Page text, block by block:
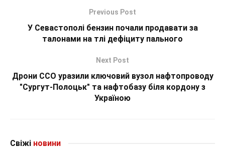
Previous Post
У Севастополі бензин почали продавати за
талонами на тлі дефіциту пального
Next Post
Дрони ССО уразили ключовий вузол нафтопроводу
"Сургут-Полоцьк" та нафтобазу біля кордону з
Україною
Свіжі новини